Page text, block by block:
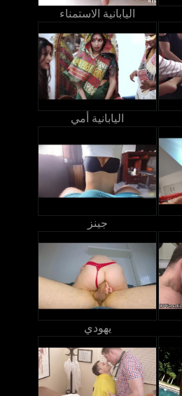
اليابانية الاستمناء
اليابانية أمي
جينز
يهودي